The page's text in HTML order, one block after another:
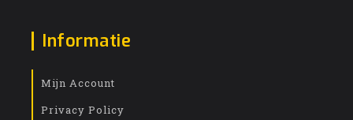
Informatie
Mijn Account
Privacy Policy